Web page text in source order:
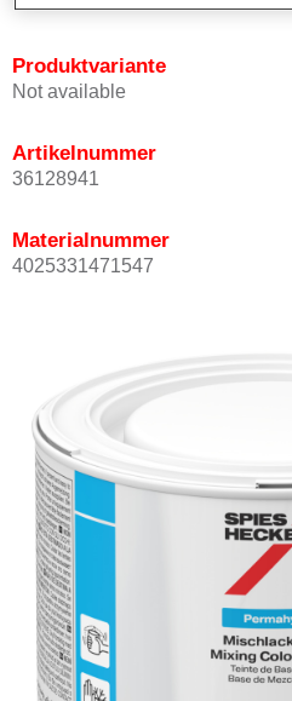
Produktvariante
Not available
Artikelnummer
36128941
Materialnummer
4025331471547